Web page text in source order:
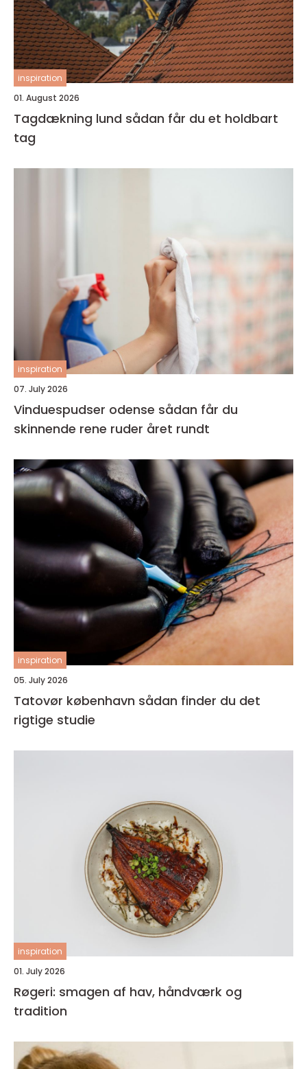
inspiration
01. August 2026
Tagdækning lund sådan får du et holdbart
tag
inspiration
07. July 2026
Vinduespudser odense sådan får du
skinnende rene ruder året rundt
inspiration
05. July 2026
Tatovør københavn sådan finder du det
rigtige studie
inspiration
01. July 2026
Røgeri: smagen af hav, håndværk og
tradition